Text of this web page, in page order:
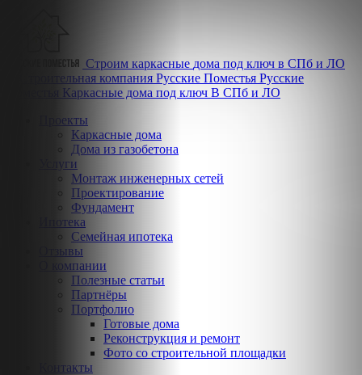
Строим каркасные дома под ключ в СПб и ЛО
Русские
Каркасные дома под ключ В СПб и ЛО
Проекты
Каркасные дома
Дома из газобетона
Услуги
Монтаж инженерных сетей
Проектирование
Фундамент
Ипотека
Семейная ипотека
Отзывы
О компании
Полезные статьи
Партнёры
Портфолио
Готовые дома
Реконструкция и ремонт
Фото со строительной площадки
Контакты